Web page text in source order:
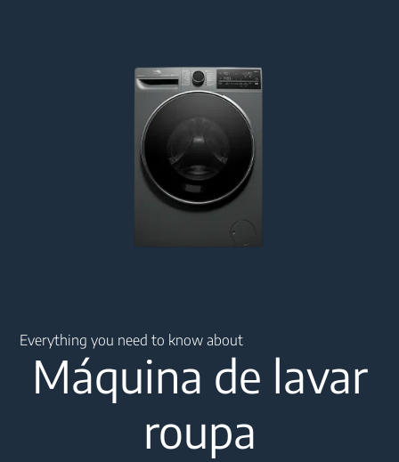
Everything you need to know about
Máquina de lavar
roupa